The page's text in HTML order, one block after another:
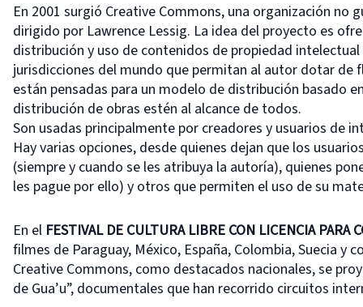
En 2001 surgió Creative Commons, una organización no
dirigido por Lawrence Lessig. La idea del proyecto es
distribución y uso de contenidos de propiedad
jurisdicciones del mundo que permitan al autor dotar de
están pensadas para un modelo de distribución basado
distribución de obras estén al alcance de todos.
Son usadas principalmente por creadores y usuarios de
Hay varias opciones, desde quienes dejan que los
(siempre y cuando se les atribuya la autoría), quienes
les pague por ello) y otros que permiten el uso de su
En el FESTIVAL DE CULTURA LIBRE CON LICENCIA PARA
filmes de Paraguay, México, España, Colombia, Suecia y
Creative Commons, como destacados nacionales, se
de Gua’u”, documentales que han recorrido circuitos